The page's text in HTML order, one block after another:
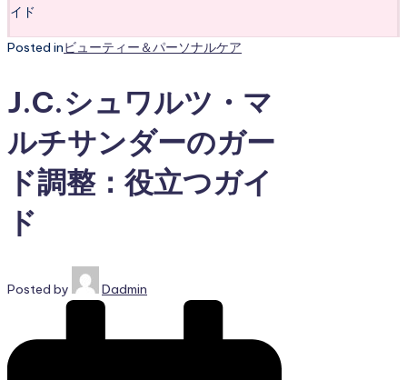
イド
Posted inビューティー＆パーソナルケア
J.C.シュワルツ・マ
ルチサンダーのガー
ド調整：役立つガイ
ド
Posted by Dadmin